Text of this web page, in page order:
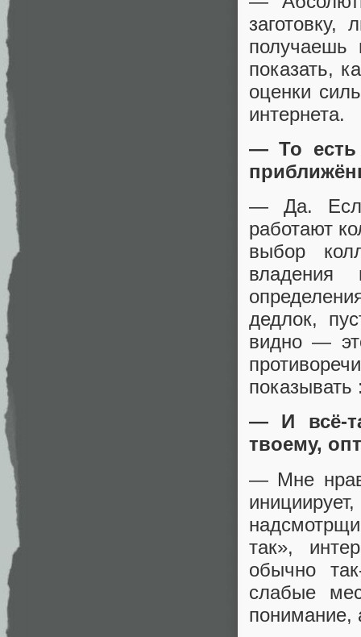
получаешь
показать,
оценки
интернета.
— То есть
— Да.
работают
выбор
владения
дедлок,
видно —
показывать
— И всё-
твоему,
— Мне
так»,
обычно
слабые
понимание,